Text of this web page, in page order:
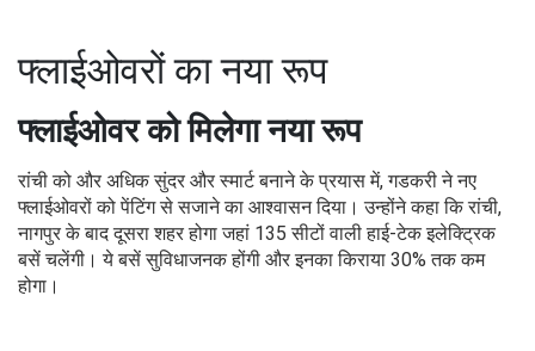
फ्लाईओवरों का नया रूप
फ्लाईओवर को मिलेगा नया रूप
रांची को और अधिक सुंदर और स्मार्ट बनाने के प्रयास में, गडकरी ने नए
फ्लाईओवरों को पेंटिंग से सजाने का आश्वासन दिया। उन्होंने कहा कि रांची,
नागपुर के बाद दूसरा शहर होगा जहां 135 सीटों वाली हाई-टेक इलेक्ट्रिक
बसें चलेंगी। ये बसें सुविधाजनक होंगी और इनका किराया 30% तक कम
होगा।